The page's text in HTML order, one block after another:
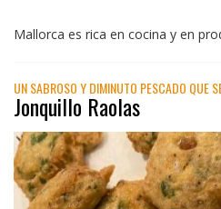
Mallorca es rica en cocina y en
UN SABROSO Y DIMINUTO PESCADO QUE
Jonquillo Raolas